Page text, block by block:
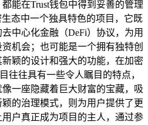
能在Trust钱包中得到妥善的管理
态中一个独具特色的项目，它既
中心化金融（DeFi）协议，为用
机会；也可能是一个拥有独特创
颖的设计和强大的功能，在加密
往往具有一些令人瞩目的特点，
一座隐藏着巨大财富的宝藏，吸
的治理模式，则为用户提供了更
户真正成为项目的主人，通过参